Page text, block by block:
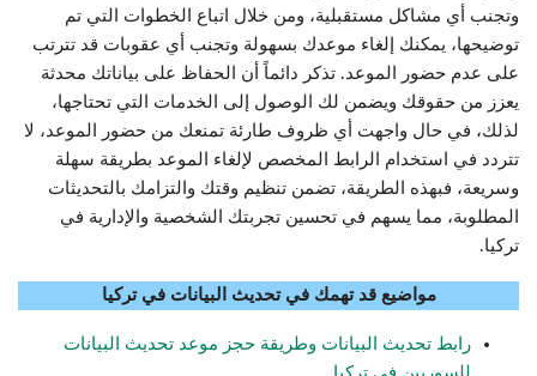
وتجنب أي مشاكل مستقبلية، ومن خلال اتباع الخطوات التي تم
توضيحها، يمكنك إلغاء موعدك بسهولة وتجنب أي عقوبات قد تترتب
على عدم حضور الموعد. تذكر دائماً أن الحفاظ على بياناتك محدثة
يعزز من حقوقك ويضمن لك الوصول إلى الخدمات التي تحتاجها،
لذلك، في حال واجهت أي ظروف طارئة تمنعك من حضور الموعد، لا
تتردد في استخدام الرابط المخصص لإلغاء الموعد بطريقة سهلة
وسريعة، فبهذه الطريقة، تضمن تنظيم وقتك والتزامك بالتحديثات
المطلوبة، مما يسهم في تحسين تجربتك الشخصية والإدارية في
تركيا.
مواضيع قد تهمك في تحديث البيانات في تركيا
رابط تحديث البيانات وطريقة حجز موعد تحديث البيانات